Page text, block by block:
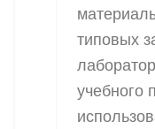
типовых
учебного